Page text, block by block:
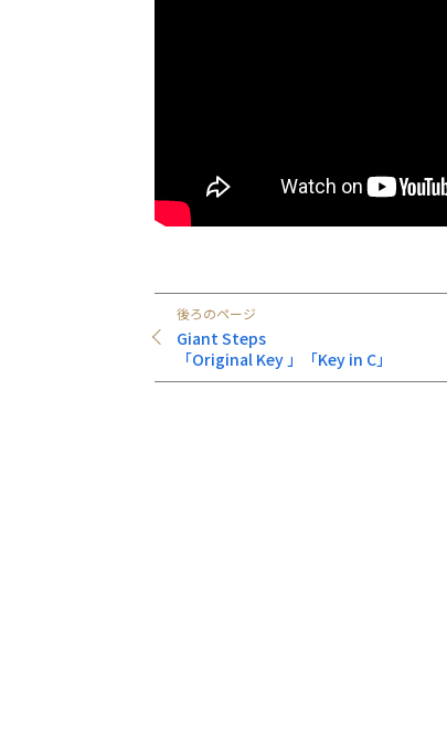
後ろのページ
Giant Steps
「Original Key 」「Key in C」